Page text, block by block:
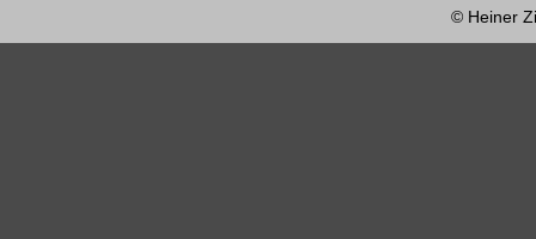
© Heiner